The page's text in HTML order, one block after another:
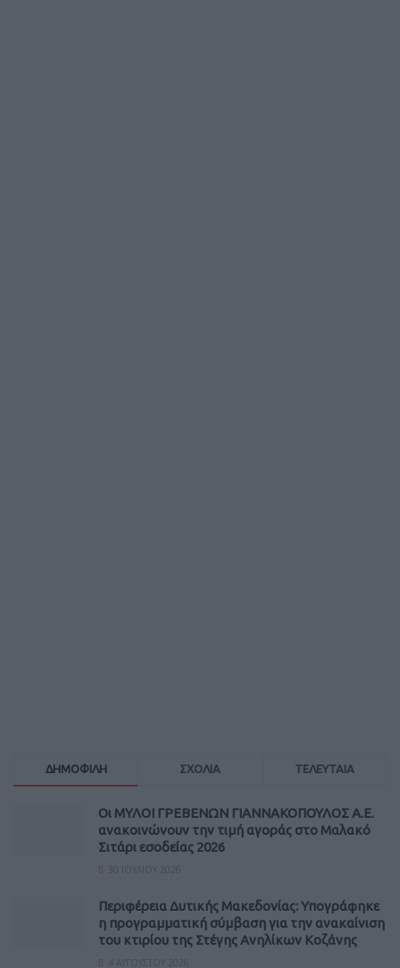
ΔΗΜΟΦΙΛΗ ΣΧΟΛΙΑ ΤΕΛΕΥΤΑΙΑ
Οι ΜΥΛΟΙ ΓΡΕΒΕΝΩΝ ΓΙΑΝΝΑΚΟΠΟΥΛΟΣ Α.Ε.
ανακοινώνουν την τιμή αγοράς στο Μαλακό
Σιτάρι εσοδείας 2026
Περιφέρεια Δυτικής Μακεδονίας: Υπογράφηκε
η προγραμματική σύμβαση για την ανακαίνιση
του κτιρίου της Στέγης Ανηλίκων Κοζάνης